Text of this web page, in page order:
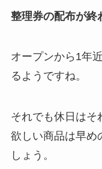
整理券の配布が終
オープンから1年
るようですね。
それでも休日はそ
欲しい商品は早め
しょう。